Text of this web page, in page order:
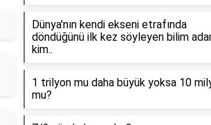
Dünya'nın kendi ekseni etrafında
döndüğünü ilk kez söyleyen bilim
kim..
1 trilyon mu daha büyük yoksa 10
mu?